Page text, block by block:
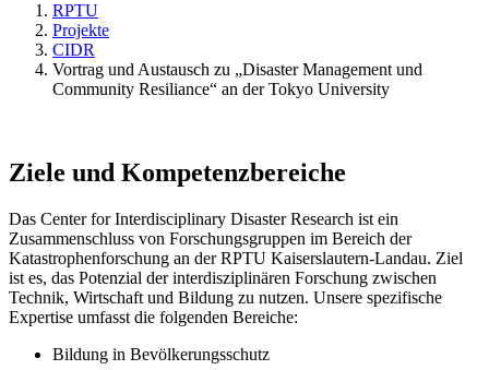
RPTU
Projekte
CIDR
Vortrag und Austausch zu „Disaster Management und
Community Resiliance“ an der Tokyo University
Ziele und Kompetenzbereiche
Das Center for Interdisciplinary Disaster Research ist ein
Zusammenschluss von Forschungsgruppen im Bereich der
Katastrophenforschung an der RPTU Kaiserslautern-Landau. Ziel
ist es, das Potenzial der interdisziplinären Forschung zwischen
Technik, Wirtschaft und Bildung zu nutzen. Unsere spezifische
Expertise umfasst die folgenden Bereiche:
Bildung in Bevölkerungsschutz